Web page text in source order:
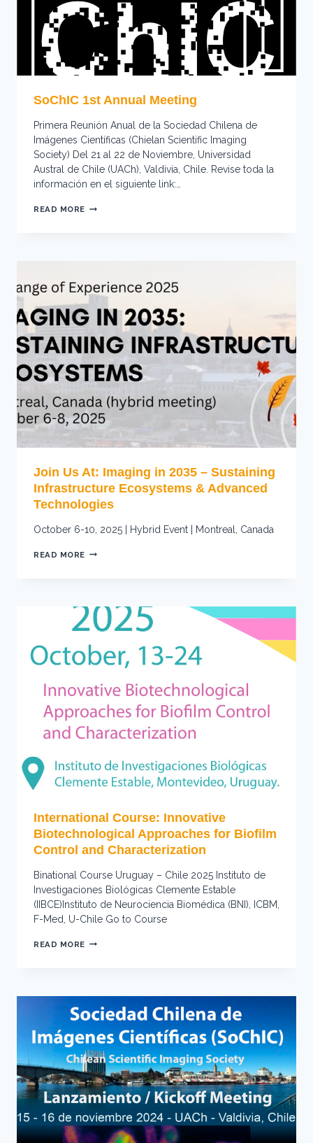
SoChIC 1st Annual Meeting
Primera Reunión Anual de la Sociedad Chilena de
Imágenes Científicas (Chielan Scientific Imaging
Society) Del 21 al 22 de Noviembre, Universidad
Austral de Chile (UACh), Valdivia, Chile. Revise toda la
información en el siguiente link:…
READ MORE SOCHIC
Join Us At: Imaging in 2035 – Sustaining
Infrastructure Ecosystems & Advanced
Technologies
October 6-10, 2025 | Hybrid Event | Montreal, Canada
READ MORE JOIN
2035
–
SUSTAINING
ECOSYSTEMS
&
TECHNOLOGIES
International Course: Innovative
Biotechnological Approaches for Biofilm
Control and Characterization
Binational Course Uruguay – Chile 2025 Instituto de
Investigaciones Biológicas Clemente Estable
(IIBCE)Instituto de Neurociencia Biomédica (BNI), ICBM,
F-Med, U-Chile Go to Course
READ MORE INTERNATIONAL
FOR
BIOFILM
CONTROL
CHARACTERIZATION